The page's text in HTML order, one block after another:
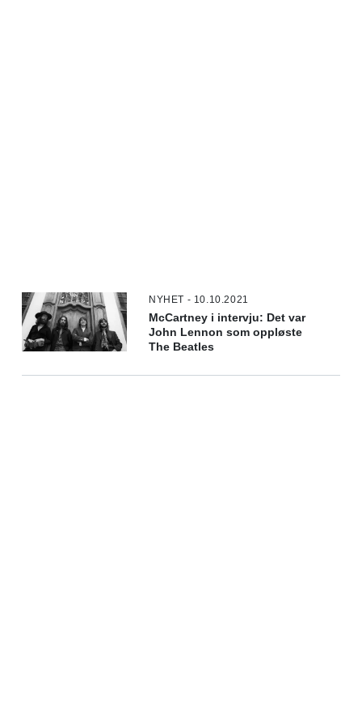
NYHET - 10.10.2021
McCartney i intervju: Det var
John Lennon som oppløste
The Beatles